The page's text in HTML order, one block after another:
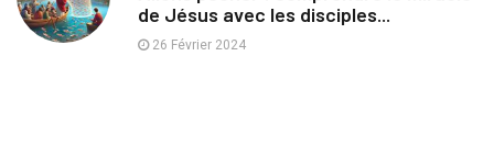
de Jésus avec les disciples...
26 Février 2024